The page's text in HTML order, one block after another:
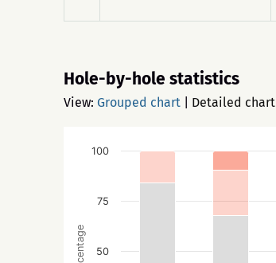
Hole-by-hole statistics
View: Grouped chart Detailed chart
Percentage 50
75
100